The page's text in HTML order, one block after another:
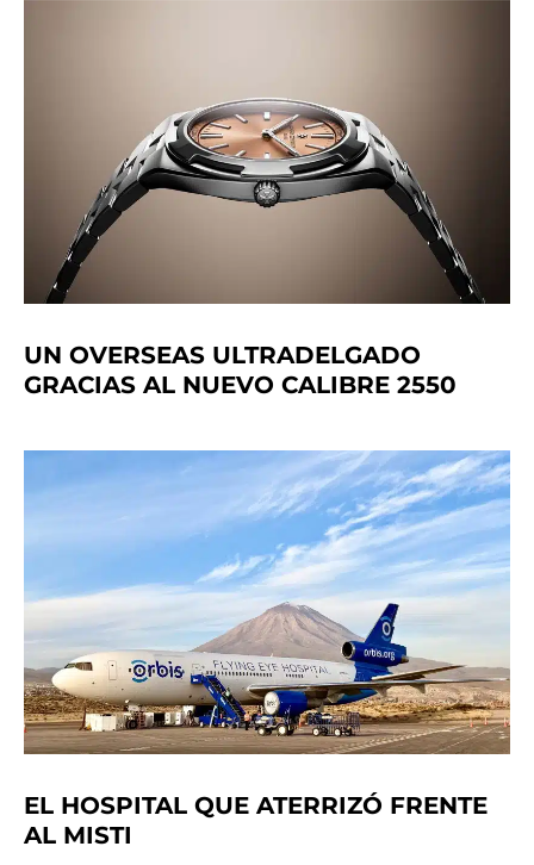
UN OVERSEAS ULTRADELGADO
GRACIAS AL NUEVO CALIBRE 2550
EL HOSPITAL QUE ATERRIZÓ FRENTE
AL MISTI